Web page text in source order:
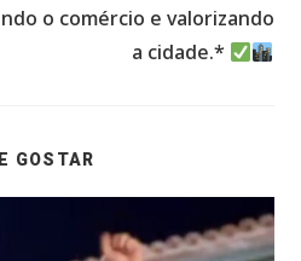
o comércio e valorizando
a cidade.*
GOSTAR